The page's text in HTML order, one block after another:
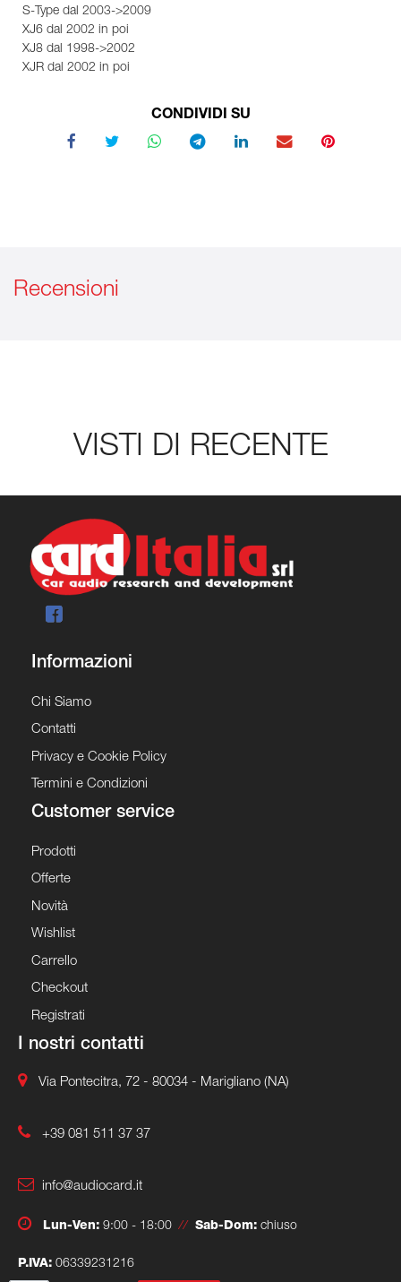
S-Type dal 2003->2009
XJ6 dal 2002 in poi
XJ8 dal 1998->2002
XJR dal 2002 in poi
CONDIVIDI SU
Recensioni
VISTI DI RECENTE
Informazioni
Chi Siamo
Contatti
Privacy e Cookie Policy
Termini e Condizioni
Customer service
Prodotti
Offerte
Novità
Wishlist
Carrello
Checkout
Registrati
I nostri contatti
Via Pontecitra, 72 - 80034 - Marigliano (NA)
+39 081 511 37 37
info@audiocard.it
Lun-Ven: 9:00 - 18:00// Sab-Dom: chiuso
P.IVA: 06339231216